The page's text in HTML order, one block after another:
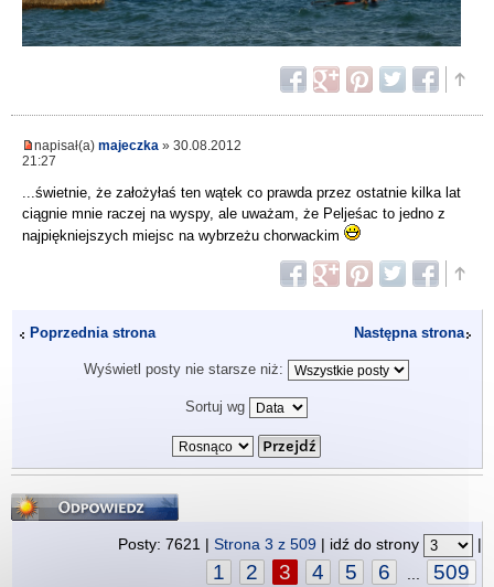
napisał(a) majeczka » 30.08.2012
21:27
...świetnie, że założyłaś ten wątek co prawda przez ostatnie kilka lat
ciągnie mnie raczej na wyspy, ale uważam, że Peljeśac to jedno z
najpiękniejszych miejsc na wybrzeżu chorwackim
Poprzednia strona Następna strona
Wyświetl posty nie starsze niż:
Sortuj wg
Odpowiedz
Posty: 7621 | Strona 3 z 509 | idź do strony |
1 2 3 4 5 6 509